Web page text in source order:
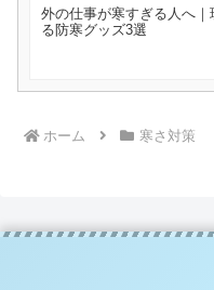
外の仕事が寒すぎる人へ｜
る防寒グッズ3選
ホーム 寒さ対策